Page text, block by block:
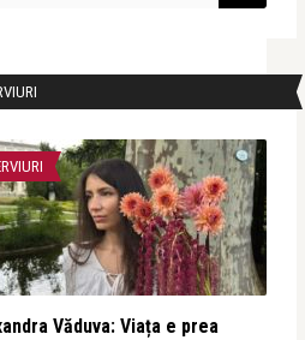
Văduva: Viața e prea